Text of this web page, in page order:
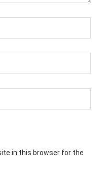
in this browser for the